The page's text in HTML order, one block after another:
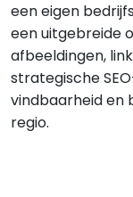
een eigen
een uitgebreide
afbeeldingen,
strategische
vindbaarheid en
regio.